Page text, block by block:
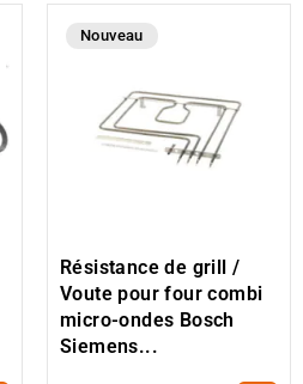
Nouveau
Résistance de grill /
Voute pour four combi
micro-ondes Bosch
Siemens...